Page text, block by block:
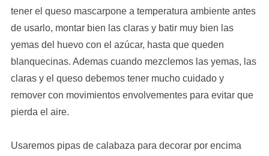
tener el queso mascarpone a temperatura ambiente antes
de usarlo, montar bien las claras y batir muy bien las
yemas del huevo con el azúcar, hasta que queden
blanquecinas. Ademas cuando mezclemos las yemas, las
claras y el queso debemos tener mucho cuidado y
remover con movimientos envolvementes para evitar que
pierda el aire.
Usaremos pipas de calabaza para decorar por encima